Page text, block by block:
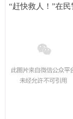
“赶快救人！”在